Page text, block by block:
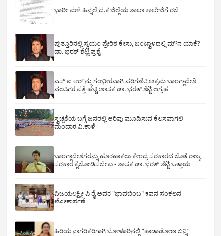
ಭಾರೀ ಮಳೆ ಹಿನ್ನಲೆ,ದ.ಕ ಜಿಲ್ಲೆಯ ಶಾಲಾ ಕಾಲೇಜಿಗೆ ರಜೆ
ಪುತ್ತೂರಿನಲ್ಲಿ ಸ್ವಯಂ ಪ್ರೇರಿತ ಕೇಸು, ಬಂಟ್ವಾಳದಲ್ಲಿ ಮೌನ ಯಾಕೆ?
ಡಾ. ಭರತ್ ಶೆಟ್ಟಿ ಪ್ರಶ್ನೆ
ಎಸ್ ಐ ಆರ್ ನ್ನು ಗಂಭೀರವಾಗಿ ಪರಿಗಣಿಸಿ,ಅಕ್ರಮ ಬಾಂಗ್ಲಾದೇಶಿ
ವಲಸಿಗರ ಪತ್ತೆ ಹಚ್ಚಿ :ಶಾಸಕ ಡಾ. ಭರತ್ ಶೆಟ್ಟಿ ಆಗ್ರಹ
ಸ್ವಚ್ಚತೆಯ ಬಗ್ಗೆ ಜನರಲ್ಲಿ ಅರಿವು ಮೂಡಿಸುವ ಕೆಲಸವಾಗಲಿ -
ಮಂದಾರ ವಿ.ಕಾಳೆ
ಬಾಂಗ್ಲಾದೇಶಗರನ್ನು ಹೊರಹಾಕಲು ಕೇಂದ್ರ ಸರಕಾರದ ಜೊತೆ ರಾಜ್ಯ
ಸರಕಾರ ಕೈಜೋಡಿಸಬೇಕು - ಶಾಸಕ ಡಾ. ಭರತ್ ಶೆಟ್ಟಿ ಒತ್ತಾಯ
ವಿಜಯಲಕ್ಷ್ಮೀ ಪಿ ರೈ ಅವರ "ಭಾವಬಿಂಬ" ಕವನ ಸಂಕಲನ
ಲೋಕಾರ್ಪಣೆ
ಹಿರಿಯ ನಾಗರಿಕರಿಗಾಗಿ ಬೋಳೂರಿನಲ್ಲಿ “ಹಾಡಾಡೋಣ ಬನ್ನಿ”